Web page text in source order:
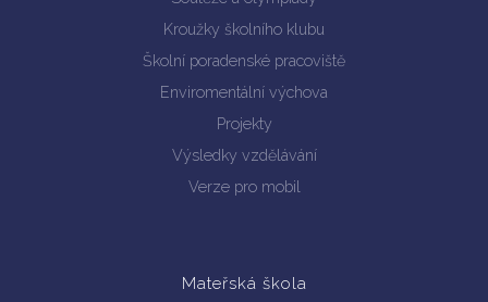
Kroužky školního klubu
Školní poradenské pracoviště
Enviromentální výchova
Projekty
Výsledky vzdělávání
Verze pro mobil
Mateřská škola